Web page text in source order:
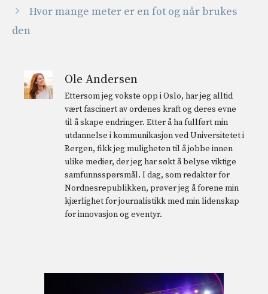
Hvor mange meter er en fot og når brukes
den
Ole Andersen
Ettersom jeg vokste opp i Oslo, har jeg alltid
vært fascinert av ordenes kraft og deres evne
til å skape endringer. Etter å ha fullført min
utdannelse i kommunikasjon ved Universitetet i
Bergen, fikk jeg muligheten til å jobbe innen
ulike medier, der jeg har søkt å belyse viktige
samfunnsspørsmål. I dag, som redaktør for
Nordnesrepublikken, prøver jeg å forene min
kjærlighet for journalistikk med min lidenskap
for innovasjon og eventyr.